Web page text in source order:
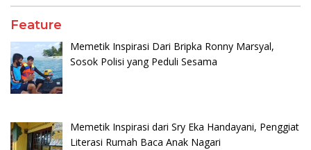
Feature
Memetik Inspirasi Dari Bripka Ronny Marsyal,
Sosok Polisi yang Peduli Sesama
Memetik Inspirasi dari Sry Eka Handayani, Penggiat
Literasi Rumah Baca Anak Nagari